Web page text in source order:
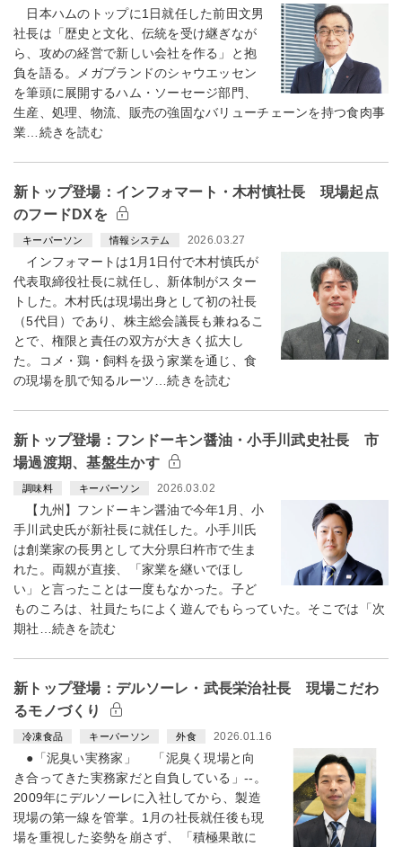
日本ハムのトップに1日就任した前田文男
社長は「歴史と文化、伝統を受け継ぎなが
ら、攻めの経営で新しい会社を作る」と抱
負を語る。メガブランドのシャウエッセン
を筆頭に展開するハム・ソーセージ部門、
生産、処理、物流、販売の強固なバリューチェーンを持つ食肉事
業…続きを読む
新トップ登場：インフォマート・木村慎社長 現場起点
のフードDXを
キーパーソン 情報システム 2026.03.27
インフォマートは1月1日付で木村慎氏が
代表取締役社長に就任し、新体制がスター
トした。木村氏は現場出身として初の社長
（5代目）であり、株主総会議長も兼ねるこ
とで、権限と責任の双方が大きく拡大し
た。コメ・鶏・飼料を扱う家業を通じ、食
の現場を肌で知るルーツ…続きを読む
新トップ登場：フンドーキン醤油・小手川武史社長 市
場過渡期、基盤生かす
調味料 キーパーソン 2026.03.02
【九州】フンドーキン醤油で今年1月、小
手川武史氏が新社長に就任した。小手川氏
は創業家の長男として大分県臼杵市で生ま
れた。両親が直接、「家業を継いでほし
い」と言ったことは一度もなかった。子ど
ものころは、社員たちによく遊んでもらっていた。そこでは「次
期社…続きを読む
新トップ登場：デルソーレ・武長栄治社長 現場こだわ
るモノづくり
冷凍食品 キーパーソン 外食 2026.01.16
●「泥臭い実務家」 「泥臭く現場と向
き合ってきた実務家だと自負している」--。
2009年にデルソーレに入社してから、製造
現場の第一線を管掌。1月の社長就任後も現
場を重視した姿勢を崩さず、「積極果敢に